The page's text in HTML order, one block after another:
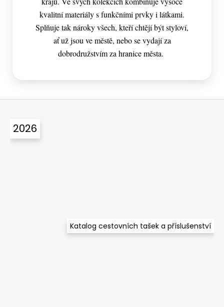
kvalitní materiály s funkčními prvky i látkami.
Splňuje tak nároky všech, kteří chtějí být styloví,
ať už jsou ve městě, nebo se vydají za
dobrodružstvím za hranice města.
Z
2026
Katalog cestovních tašek a příslušenství